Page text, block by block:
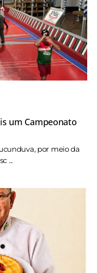
um Campeonato
por meio da
...